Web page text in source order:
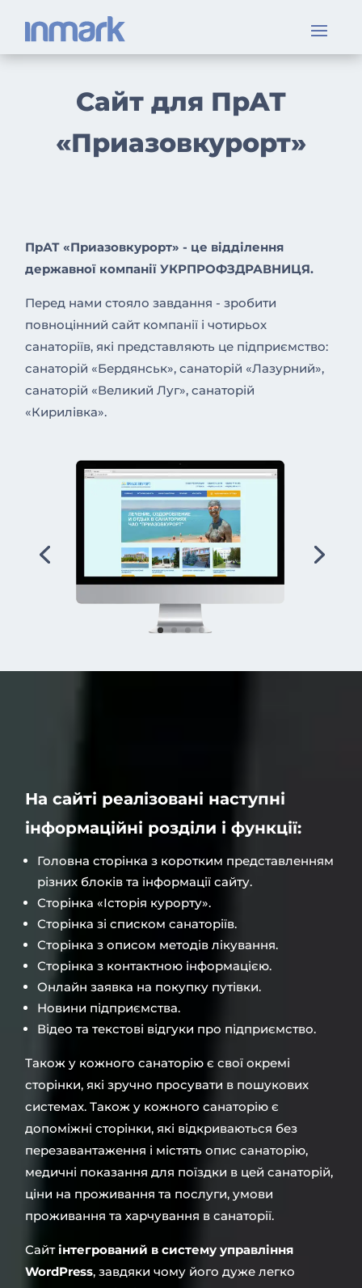
Сайт для ПрАТ
«Приазовкурорт»
ПрАТ «Приазовкурорт» - це відділення
державної компанії УКРПРОФЗДРАВНИЦЯ.
Перед нами стояло завдання - зробити
повноцінний сайт компанії і чотирьох
санаторіїв, які представляють це підприємство:
санаторій «Бердянськ», санаторій «Лазурний»,
санаторій «Великий Луг», санаторій
«Кирилівка».
На сайті реалізовані наступні
інформаційні розділи і функції:
Головна сторінка з коротким представленням
різних блоків та інформації сайту.
Сторінка «Історія курорту».
Сторінка зі списком санаторіїв.
Сторінка з описом методів лікування.
Сторінка з контактною інформацією.
Онлайн заявка на покупку путівки.
Новини підприємства.
Відео та текстові відгуки про підприємство.
Також у кожного санаторію є свої окремі
сторінки, які зручно просувати в пошукових
системах. Також у кожного санаторію є
допоміжні сторінки, які відкриваються без
перезавантаження і містять опис санаторію,
медичні показання для поїздки в цей санаторій,
ціни на проживання та послуги, умови
проживання та харчування в санаторії.
Сайтінтегрований в систему управління
WordPress, завдяки чому його дуже легко